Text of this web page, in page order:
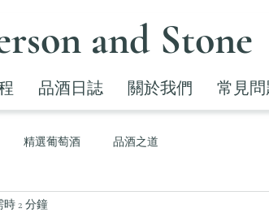
品酒日誌 關於我們 常見
and Stone
精選葡萄酒 品酒之道
時 2 分鐘